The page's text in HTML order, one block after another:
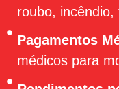
roubo,
Pagamentos
médicos para